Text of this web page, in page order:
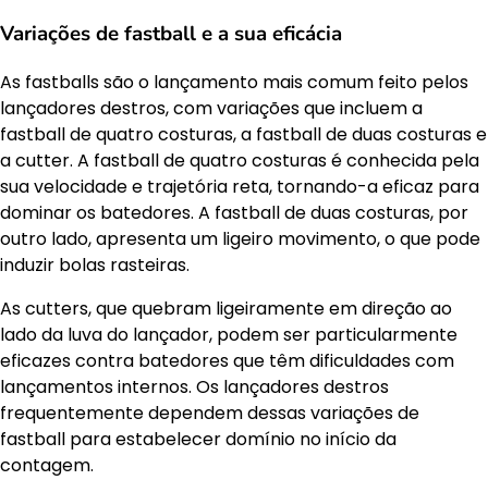
Variações de fastball e a sua eficácia
As fastballs são o lançamento mais comum feito pelos
lançadores destros, com variações que incluem a
fastball de quatro costuras, a fastball de duas costuras e
a cutter. A fastball de quatro costuras é conhecida pela
sua velocidade e trajetória reta, tornando-a eficaz para
dominar os batedores. A fastball de duas costuras, por
outro lado, apresenta um ligeiro movimento, o que pode
induzir bolas rasteiras.
As cutters, que quebram ligeiramente em direção ao
lado da luva do lançador, podem ser particularmente
eficazes contra batedores que têm dificuldades com
lançamentos internos. Os lançadores destros
frequentemente dependem dessas variações de
fastball para estabelecer domínio no início da
contagem.